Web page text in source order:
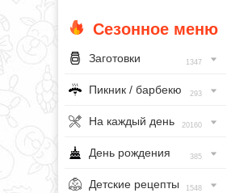
Сезонное меню
Заготовки 1347
Пикник / барбекю 293
На каждый день 20160
День рождения 385
Детские рецепты 1548